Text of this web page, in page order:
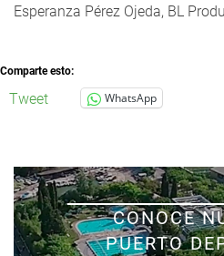
Esperanza Pérez Ojeda, BL
Comparte esto:
Tweet WhatsApp
CONOCE
PUERTO